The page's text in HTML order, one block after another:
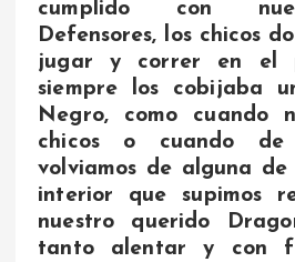
cumplido con
Defensores, los chicos
jugar y correr en el
siempre los cobijaba
Negro, como cuando
chicos o cuando de
volviamos de alguna de
interior que supimos
nuestro querido
tanto alentar y con